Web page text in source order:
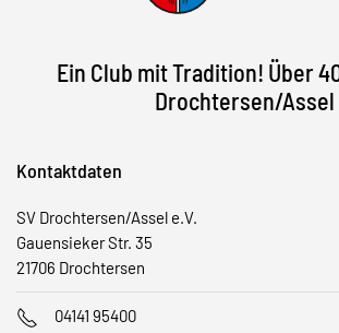
Ein Club mit Tradition! Über
Drochtersen/Assel
Kontaktdaten
SV Drochtersen/Assel e.V.
Gauensieker Str. 35
21706 Drochtersen
04141 95400